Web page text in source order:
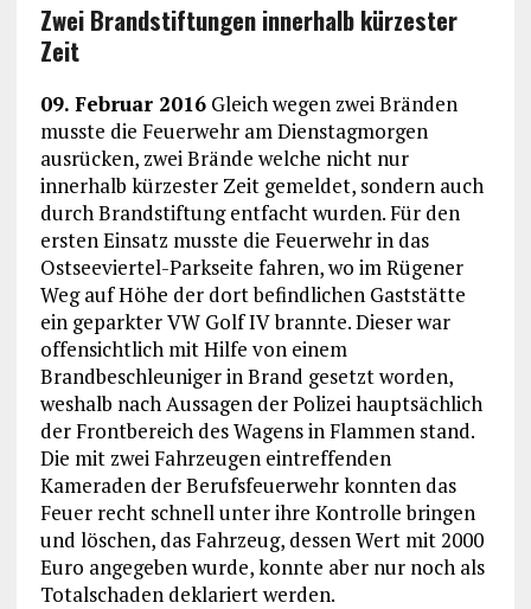
Zwei Brandstiftungen innerhalb kürzester
Zeit
09. Februar 2016Gleich wegen zwei Bränden
musste die Feuerwehr am Dienstagmorgen
ausrücken, zwei Brände welche nicht nur
innerhalb kürzester Zeit gemeldet, sondern auch
durch Brandstiftung entfacht wurden. Für den
ersten Einsatz musste die Feuerwehr in das
Ostseeviertel-Parkseite fahren, wo im Rügener
Weg auf Höhe der dort befindlichen Gaststätte
ein geparkter VW Golf IV brannte. Dieser war
offensichtlich mit Hilfe von einem
Brandbeschleuniger in Brand gesetzt worden,
weshalb nach Aussagen der Polizei hauptsächlich
der Frontbereich des Wagens in Flammen stand.
Die mit zwei Fahrzeugen eintreffenden
Kameraden der Berufsfeuerwehr konnten das
Feuer recht schnell unter ihre Kontrolle bringen
und löschen, das Fahrzeug, dessen Wert mit 2000
Euro angegeben wurde, konnte aber nur noch als
Totalschaden deklariert werden.